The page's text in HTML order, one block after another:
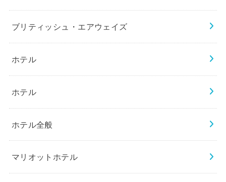
ブリティッシュ・エアウェイズ
ホテル
ホテル
ホテル全般
マリオットホテル